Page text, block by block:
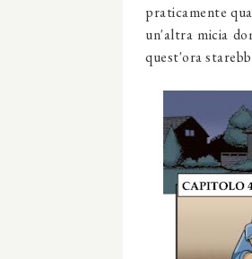
praticamente
un'altra micia
quest'ora